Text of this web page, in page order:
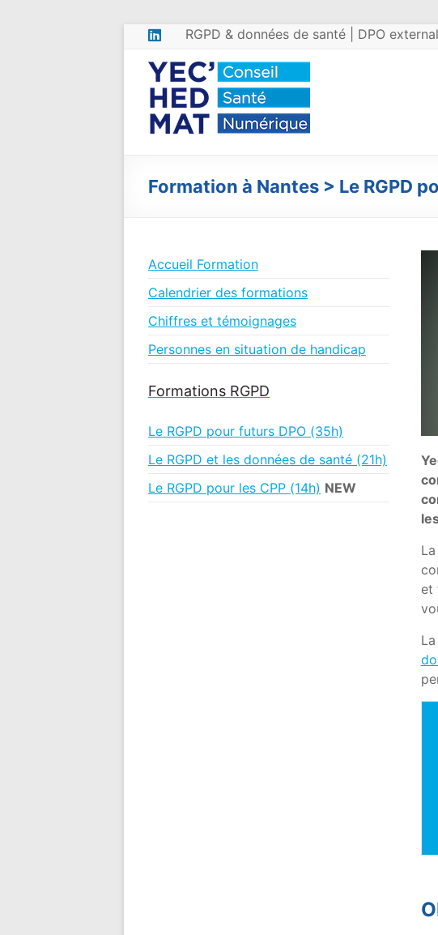
Aller
contenu
RGPD & données de santé | DPO
Yec’Hed
Mat
Conseil
– RGPD
de santé
Conseil
RGPD en
santé &
DPO
Formation à Nantes > Le RGPD
et
Accueil Formation
Calendrier des formations
Chiffres et témoignages
Personnes en situation de handicap
Formations RGPD
Le RGPD pour futurs DPO (35h)
Le RGPD et les données de santé (21h)
Le RGPD pour les CPP (14h) NEW